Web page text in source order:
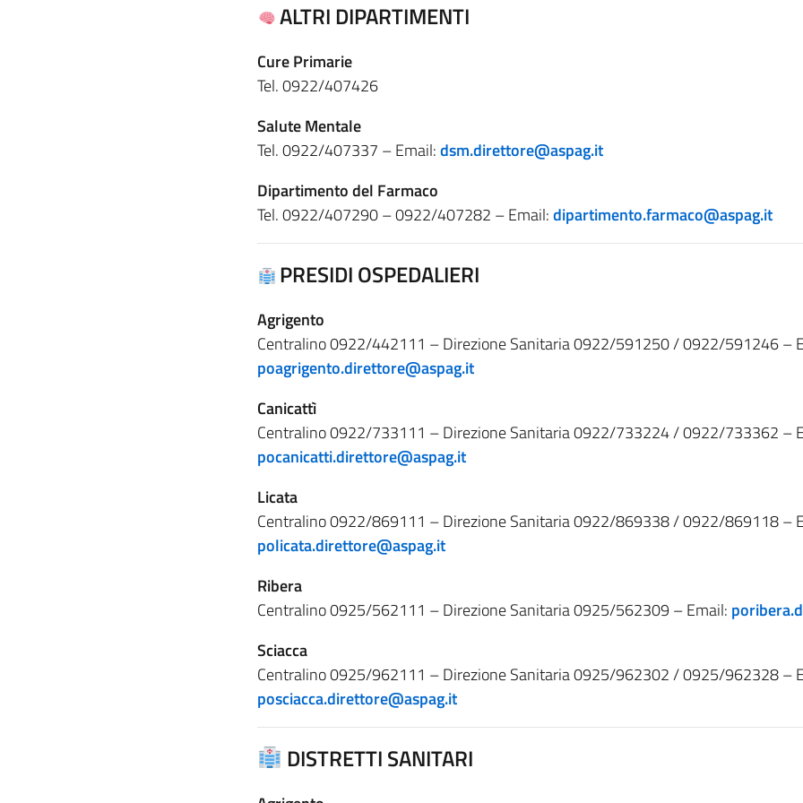
ALTRI DIPARTIMENTI
Cure Primarie
Tel. 0922/407426
Salute Mentale
Tel. 0922/407337 – Email:dsm.direttore@aspag.it
Dipartimento del Farmaco
Tel. 0922/407290 – 0922/407282 – Email:dipartimento.farmaco@aspag.it
PRESIDI OSPEDALIERI
Agrigento
Centralino 0922/442111 – Direzione Sanitaria 0922/591250 / 0922/591246 –
poagrigento.direttore@aspag.it
Canicattì
Centralino 0922/733111 – Direzione Sanitaria 0922/733224 / 0922/733362 –
pocanicatti.direttore@aspag.it
Licata
Centralino 0922/869111 – Direzione Sanitaria 0922/869338 / 0922/869118 –
policata.direttore@aspag.it
Ribera
Centralino 0925/562111 – Direzione Sanitaria 0925/562309 – Email:
Sciacca
Centralino 0925/962111 – Direzione Sanitaria 0925/962302 / 0925/962328 –
posciacca.direttore@aspag.it
DISTRETTI SANITARI